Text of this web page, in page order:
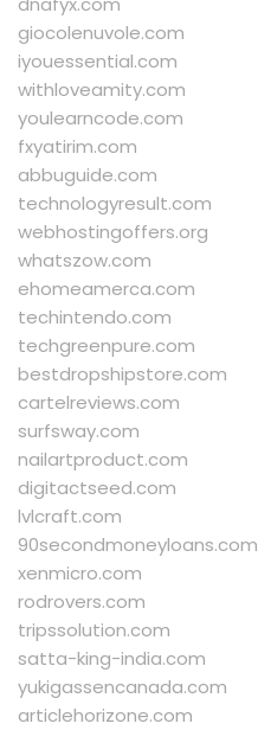
giocolenuvole.com
iyouessential.com
withloveamity.com
youlearncode.com
fxyatirim.com
abbuguide.com
technologyresult.com
webhostingoffers.org
whatszow.com
ehomeamerca.com
techintendo.com
techgreenpure.com
bestdropshipstore.com
cartelreviews.com
surfsway.com
nailartproduct.com
digitactseed.com
lvlcraft.com
90secondmoneyloans.com
xenmicro.com
rodrovers.com
tripssolution.com
satta-king-india.com
yukigassencanada.com
articlehorizone.com